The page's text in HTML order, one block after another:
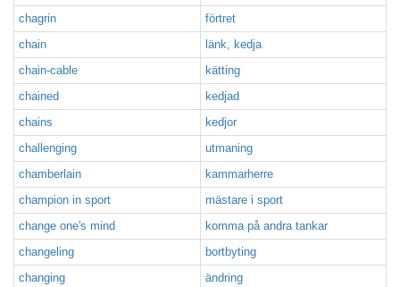
chagrin
förtret
chain
länk, kedja
chain-cable
kätting
chained
kedjad
chains
kedjor
challenging
utmaning
chamberlain
kammarherre
champion in sport
mästare i sport
change one's mind
komma på andra tankar
changeling
bortbyting
changing
ändring